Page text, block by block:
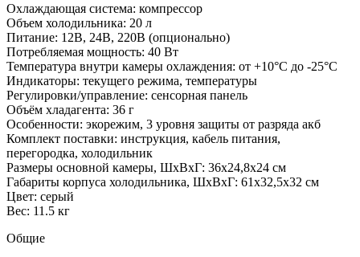
Охлаждающая система: компрессор
Объем холодильника: 20 л
Питание: 12В, 24В, 220В (опционально)
Потребляемая мощность: 40 Вт
Температура внутри камеры охлаждения: от +10°С до -25°С
Индикаторы: текущего режима, температуры
Регулировки/управление: сенсорная панель
Объём хладагента: 36 г
Особенности: экорежим, 3 уровня защиты от разряда акб
Комплект поставки: инструкция, кабель питания,
перегородка, холодильник
Размеры основной камеры, ШхВхГ: 36х24,8х24 см
Габариты корпуса холодильника, ШхВхГ: 61х32,5х32 см
Цвет: серый
Вес: 11.5 кг
Общие